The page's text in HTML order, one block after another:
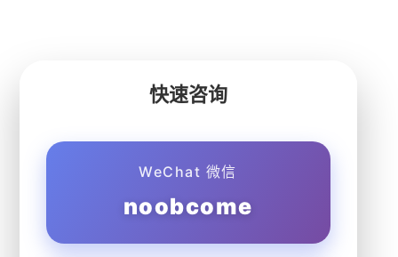
快速咨询
WeChat 微信
noobcome